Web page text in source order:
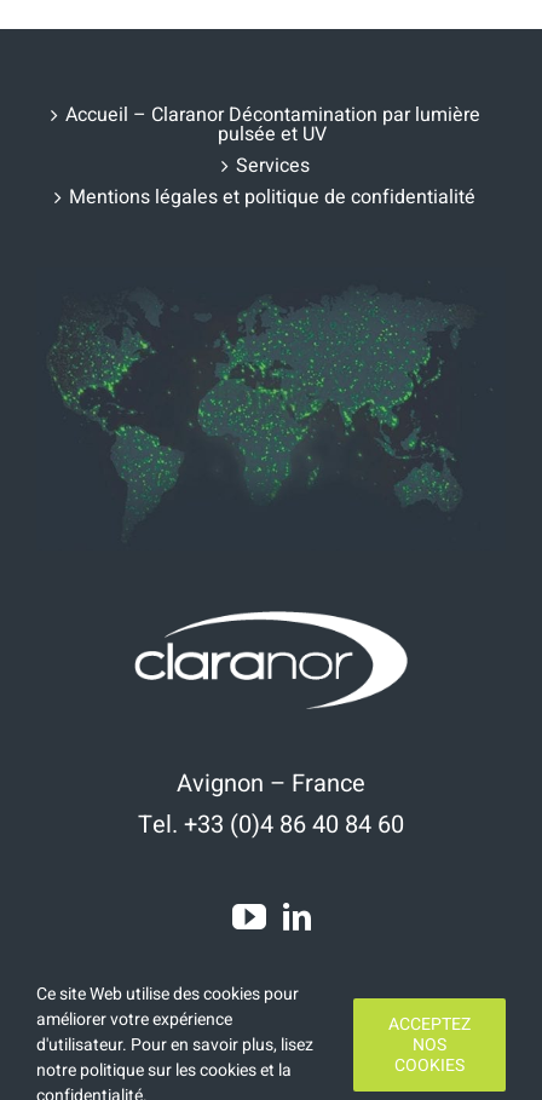
Accueil – Claranor Décontamination par lumière
pulsée et UV
Services
Mentions légales et politique de confidentialité
Avignon – France
Tel. +33 (0)4 86 40 84 60
Copyright 2020 | Tous droits réservés | RéalisationFinamars
Ce site Web utilise des cookies pour
améliorer votre expérience
d'utilisateur. Pour en savoir plus, lisez
notre politique sur les cookies et la
ACCEPTEZ
NOS
COOKIES